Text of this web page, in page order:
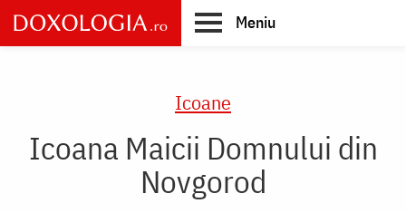
Skip
to
main
Meniu
Icoane
Icoana Maicii Domnului din
Novgorod